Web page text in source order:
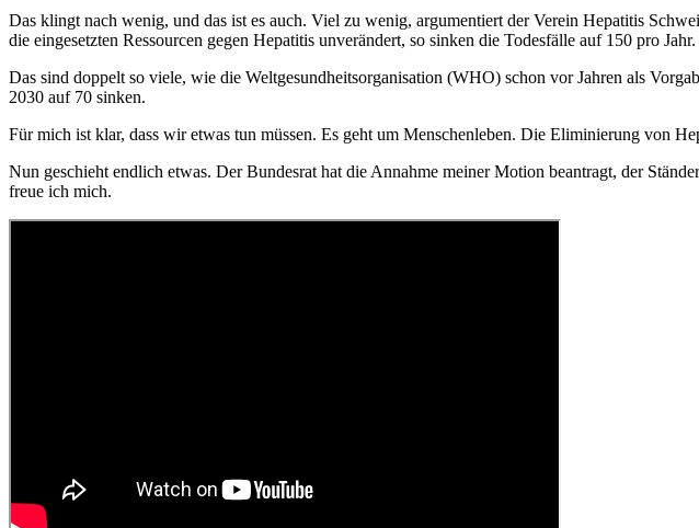
Das klingt nach wenig, und das ist es auch. Viel zu wenig, argumentiert der Verein Hepatitis
die eingesetzten Ressourcen gegen Hepatitis unverändert, so sinken die Todesfälle auf 150 pro
Das sind doppelt so viele, wie die Weltgesundheitsorganisation (WHO) schon vor Jahren als
2030 auf 70 sinken.
Für mich ist klar, dass wir etwas tun müssen. Es geht um Menschenleben. Die Eliminierung von
Nun geschieht endlich etwas. Der Bundesrat hat die Annahme meiner Motion beantragt, der
freue ich mich.